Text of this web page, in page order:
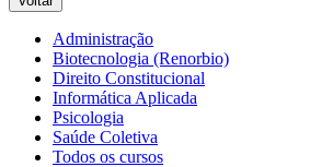
Administração
Biotecnologia (Renorbio)
Direito Constitucional
Informática Aplicada
Psicologia
Saúde Coletiva
Todos os cursos